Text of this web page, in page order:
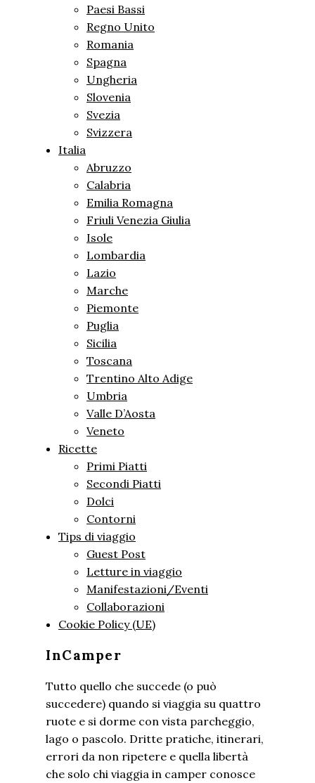
Paesi Bassi
Regno Unito
Romania
Spagna
Ungheria
Slovenia
Svezia
Svizzera
Italia
Abruzzo
Calabria
Emilia Romagna
Friuli Venezia Giulia
Isole
Lombardia
Lazio
Marche
Piemonte
Puglia
Sicilia
Toscana
Trentino Alto Adige
Umbria
Valle D’Aosta
Veneto
Ricette
Primi Piatti
Secondi Piatti
Dolci
Contorni
Tips di viaggio
Guest Post
Letture in viaggio
Manifestazioni/Eventi
Collaborazioni
Cookie Policy (UE)
InCamper
Tutto quello che succede (o può
succedere) quando si viaggia su quattro
ruote e si dorme con vista parcheggio,
lago o pascolo. Dritte pratiche, itinerari,
errori da non ripetere e quella libertà
che solo chi viaggia in camper conosce